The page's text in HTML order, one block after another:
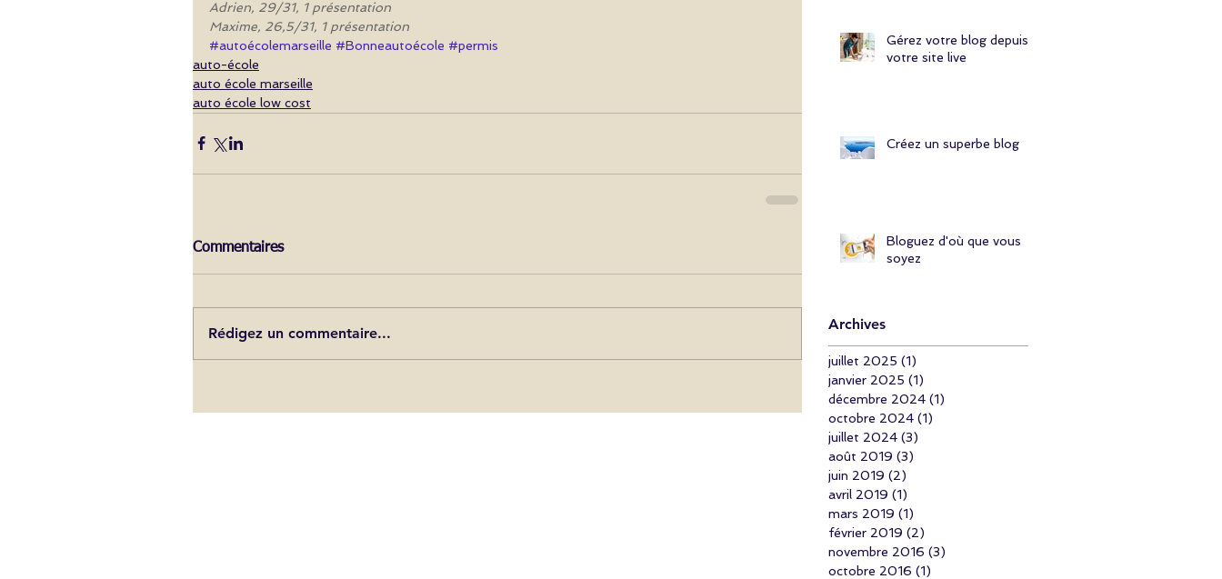
Adrien, 29/31, 1 présentation
Maxime, 26,5/31, 1 présentation
#autoécolemarseille #Bonneautoécole #permis
auto-école
auto école marseille
auto école low cost
Commentaires
Rédigez un commentaire...
Gérez votre blog depuis
votre site live
Créez un superbe blog
Bloguez d'où que vous
soyez
Archives
juillet 2025 (1)
janvier 2025 (1)
décembre 2024 (1)
octobre 2024 (1)
juillet 2024 (3)
août 2019 (3)
juin 2019 (2)
avril 2019 (1)
mars 2019 (1)
février 2019 (2)
novembre 2016 (3)
octobre 2016 (1)